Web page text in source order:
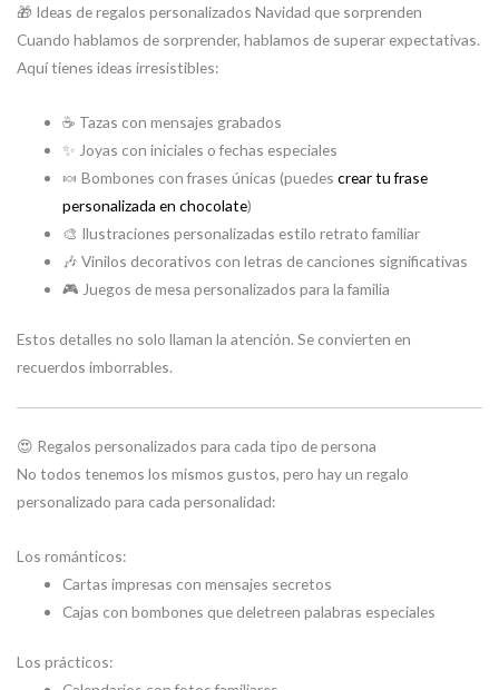
🎁 Ideas de regalos personalizados Navidad que sorprenden
Cuando hablamos de sorprender, hablamos de superar expectativas.
Aquí tienes ideas irresistibles:
☕️ Tazas con mensajes grabados
✨ Joyas con iniciales o fechas especiales
🍬 Bombones con frases únicas (puedescrear tu frase
personalizada en chocolate)
🎨 Ilustraciones personalizadas estilo retrato familiar
🎶 Vinilos decorativos con letras de canciones significativas
🎮 Juegos de mesa personalizados para la familia
Estos detalles no solo llaman la atención. Se convierten en
recuerdos imborrables.
😍 Regalos personalizados para cada tipo de persona
No todos tenemos los mismos gustos, pero hay un regalo
personalizado para cada personalidad:
Los románticos:
Cartas impresas con mensajes secretos
Cajas con bombones que deletreen palabras especiales
Los prácticos: